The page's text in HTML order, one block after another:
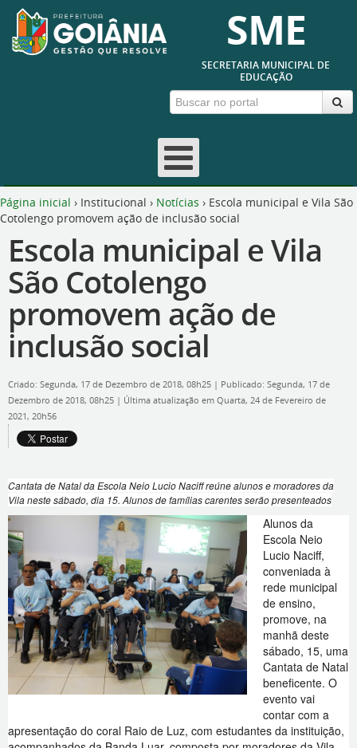
SME
SECRETARIA MUNICIPAL DE
EDUCAÇÃO
Página inicial › Institucional › Notícias › Escola municipal e Vila São
Cotolengo promovem ação de inclusão social
Escola municipal e Vila
São Cotolengo
promovem ação de
inclusão social
Criado: Segunda, 17 de Dezembro de 2018, 08h25 | Publicado: Segunda, 17 de
Dezembro de 2018, 08h25 | Última atualização em Quarta, 24 de Fevereiro de
2021, 20h56
Cantata de Natal da Escola Neio Lucio Naciff reúne alunos e moradores da
Vila neste sábado, dia 15. Alunos de famílias carentes serão presenteados
Alunos da
Escola Neio
Lucio Naciff,
conveniada à
rede municipal
de ensino,
promove, na
manhã deste
sábado, 15, uma
Cantata de Natal
beneficente. O
evento vai
contar com a
apresentação do coral Raio de Luz, com estudantes da instituição,